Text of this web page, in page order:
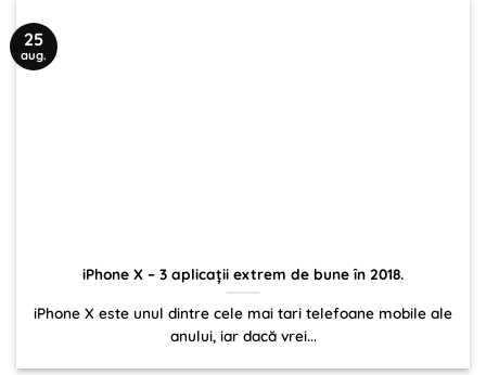
iPhone X – 3 aplicații extrem de bune în 2018.
iPhone X este unul dintre cele mai tari telefoane mobile ale
anului, iar dacă vrei...
25
aug.